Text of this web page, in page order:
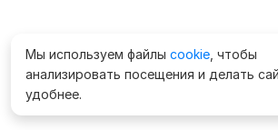
Мы используем файлы cookie , чтобы
анализировать посещения и делать
удобнее.